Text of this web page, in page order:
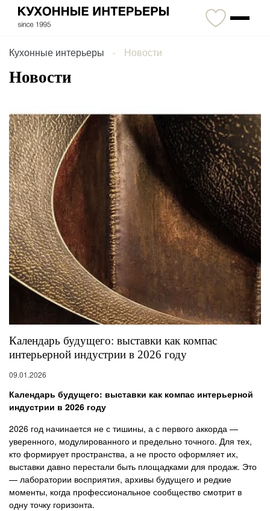
Кухонные интерьеры Новости
Новости
Календарь будущего: выставки как компас
интерьерной индустрии в 2026 году
09.01.2026
Календарь будущего: выставки как компас интерьерной
индустрии в 2026 году
2026 год начинается не с тишины, а с первого аккорда —
уверенного, модулированного и предельно точного. Для тех,
кто формирует пространства, а не просто оформляет их,
выставки давно перестали быть площадками для продаж. Это
— лаборатории восприятия, архивы будущего и редкие
моменты, когда профессиональное сообщество смотрит в
одну точку горизонта.